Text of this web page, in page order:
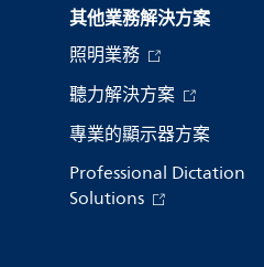
其他業務解決方案​
照明業務
聽力解決方案
專業的顯示器方案
Professional Dictation
Solutions